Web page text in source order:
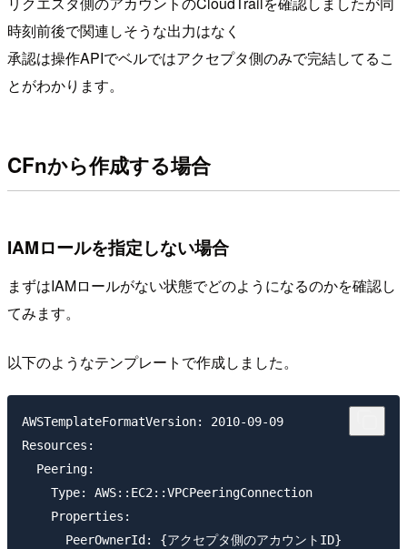
時刻前後で関連しそうな出力はなく
承認は操作APIでベルではアクセプタ側のみで完結してるこ
とがわかります。
CFnから作成する場合
IAMロールを指定しない場合
まずはIAMロールがない状態でどのようになるのかを確認し
てみます。
以下のようなテンプレートで作成しました。
AWSTemplateFormatVersion: 2010-09-09
Resources:
  Peering:
    Type: AWS::EC2::VPCPeeringConnection
    Properties:
      PeerOwnerId: {アクセプタ側のアカウントID}